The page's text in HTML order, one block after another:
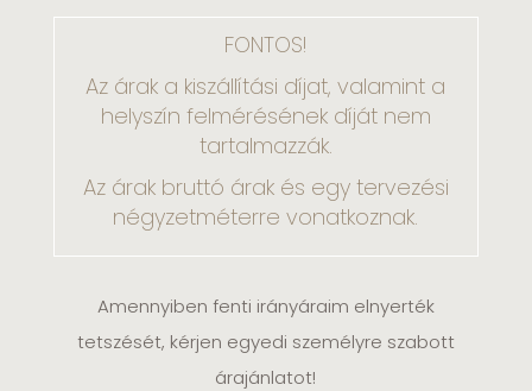
FONTOS!
Az árak a kiszállítási díjat, valamint a
helyszín felmérésének díját nem
tartalmazzák.
Az árak bruttó árak és egy tervezési
négyzetméterre vonatkoznak.
Amennyiben fenti irányáraim elnyerték
tetszését, kérjen egyedi személyre szabott
árajánlatot!